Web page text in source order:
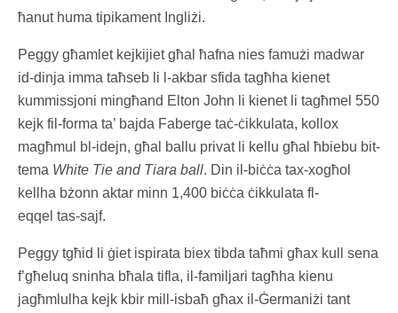
ħanut huma tipikament Ingliżi.
Peggy għamlet kejkijiet għal ħafna nies famużi madwar
id-dinja imma taħseb li l-akbar sfida tagħha kienet
kummissjoni mingħand Elton John li kienet li tagħmel 550
kejk fil-forma ta’ bajda Faberge taċ-ċikkulata, kollox
magħmul bl-idejn, għal ballu privat li kellu għal ħbiebu bit-
tema White Tie and Tiara ball. Din il-biċċa tax-xogħol
kellha bżonn aktar minn 1,400 biċċa ċikkulata fl-
eqqel tas-sajf.
Peggy tgħid li ġiet ispirata biex tibda taħmi għax kull sena
f’għeluq sninha bħala tifla, il-familjari tagħha kienu
jagħmlulha kejk kbir mill-isbaħ għax il-Ġermaniżi tant